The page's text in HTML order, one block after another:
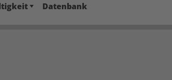
Datenbank